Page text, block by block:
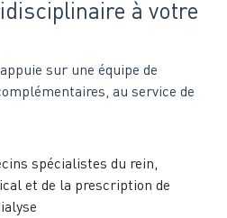
à votre
sur une équipe de
au service de
spécialistes du rein,
et de la prescription de